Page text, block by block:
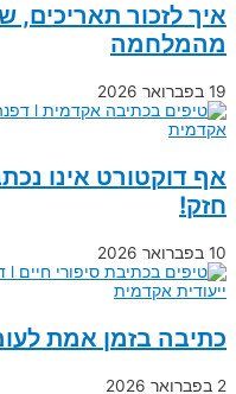
איך לזכור תאריכים,
מהמלחמה
19 בפברואר 2026
אף דוקטורט אינו
חזק!
10 בפברואר 2026
כתיבה בזמן אמת